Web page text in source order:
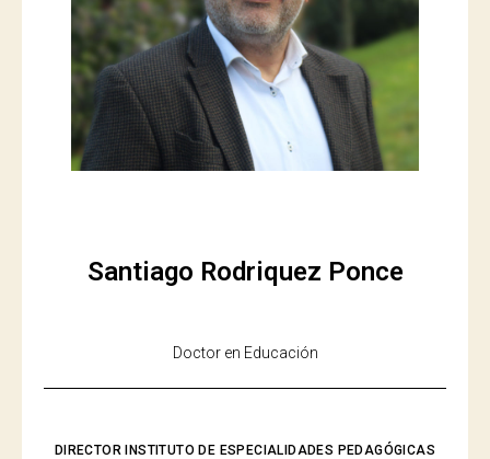
Santiago Rodriquez Ponce
Doctor en Educación
DIRECTOR INSTITUTO DE ESPECIALIDADES PEDAGÓGICAS